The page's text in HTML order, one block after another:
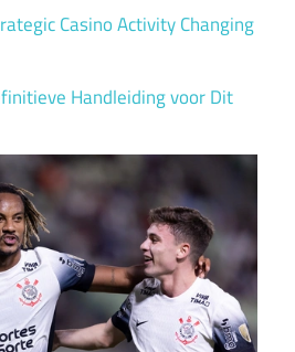
Casino Activity Changing
Handleiding voor Dit